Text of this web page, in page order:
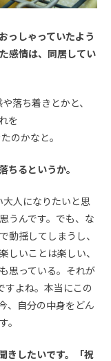
っしゃっていたよう
感情は、同居してい
落ち着きとかと、
を
のかなと。
るというか。
大人になりたいと思
うんです。でも、な
動揺してしまうし、
しいことは楽しい、
思っている。それが
すよね。本当にこの
、自分の中身をどん
。
きしたいです。「祝